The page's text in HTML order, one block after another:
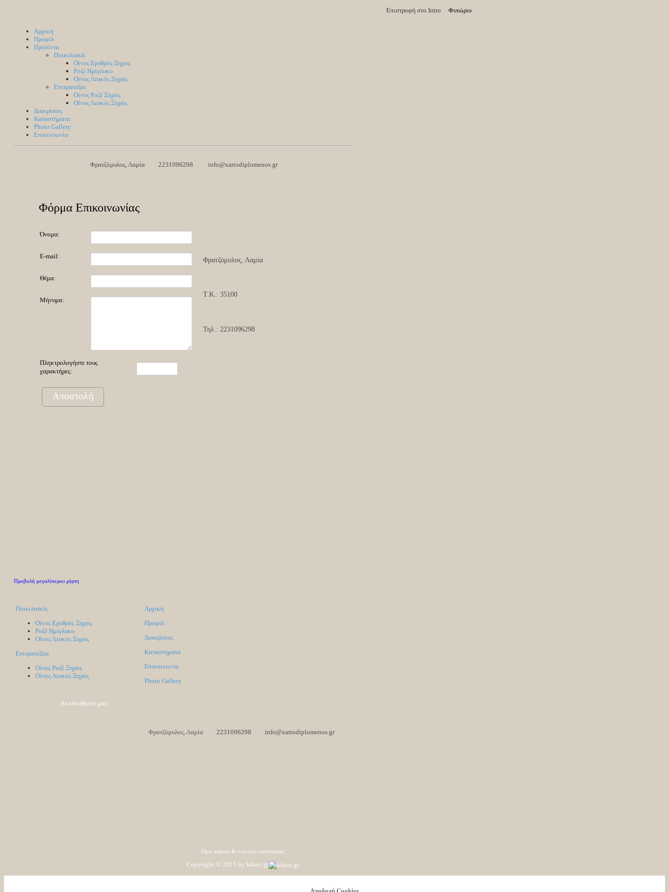
Επιστροφή στο Intro Φυτώριο
Αρχική
Προφίλ
Προϊόντα
Ποικιλιακά
Οίνος Ερυθρός Ξηρός
Ροζέ Hμίγλυκο
Οίνος Λευκός Ξηρός
Επιτραπέζια
Οίνος Ροζέ Ξηρός
Οίνος Λευκός Ξηρός
Διακρίσεις
Καταστήματα
Photo Gallery
Επικοινωνία
Φρατζόμυλος, Λαμία 2231096298 info@xartodiplomenos.gr
Φόρμα Επικοινωνίας
Όνομα:
E-mail:
Θέμα:
Μήνυμα:
Πληκτρολογήστε τους
χαρακτήρες:
Αποστολή
Φρατζόμυλος, Λαμία
Τ.Κ.: 35100
Τηλ.: 2231096298
Προβολή μεγαλύτερου χάρτη
Ποικιλιακές
Οίνος Ερυθρός Ξηρός
Ροζέ Hμίγλυκο
Οίνος Λευκός Ξηρός
Επιτραπέζιες
Οίνος Ροζέ Ξηρός
Οίνος Λευκός Ξηρός
Αρχική
Προφίλ
Διακρίσεις
Καταστήματα
Επικοινωνία
Photo Gallery
Ακολουθήστε μας
Φρατζόμυλος, Λαμία 2231096298 info@xartodiplomenos.gr
Όροι χρήσης & πολιτική προστασίας
Copyright © 2015 by k4net.gr